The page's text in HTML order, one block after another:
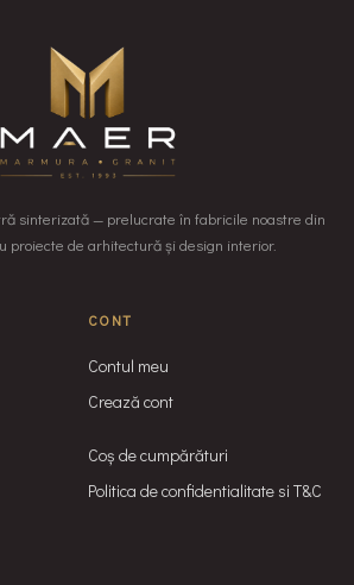
sinterizată — prelucrate în fabricile noastre din
proiecte de arhitectură și design interior.
CONT
Contul meu
Crează cont
Coș de cumpărături
Politica de confidentialitate si T&C